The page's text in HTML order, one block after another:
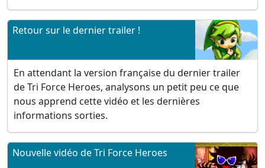
Retour sur le dernier trailer !
En attendant la version française du dernier trailer
de Tri Force Heroes, analysons un petit peu ce que
nous apprend cette vidéo et les dernières
informations sorties.
Nouvelle vidéo de Tri Force Heroes